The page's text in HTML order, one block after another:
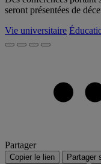
seront présentées de
Vie universitaire
Partager
Copier le lien Partager